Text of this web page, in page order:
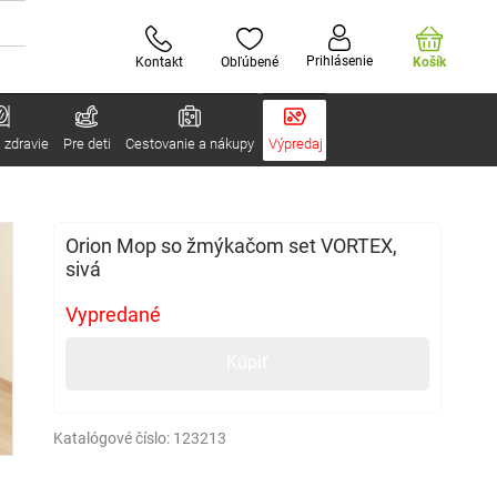
Kontakt Obľúbené Prihlásenie Košík
zdravie Pre deti Cestovanie a nákupy Výpredaj
Orion Mop so žmýkačom set VORTEX,
sivá
Vypredané
Katalógové číslo: 123213